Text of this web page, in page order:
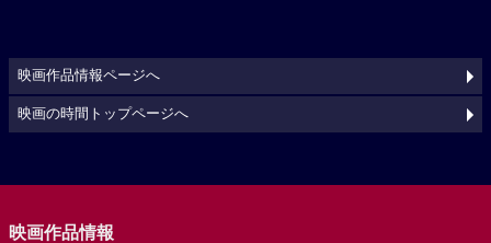
映画作品情報ページへ
映画の時間トップページへ
映画作品情報